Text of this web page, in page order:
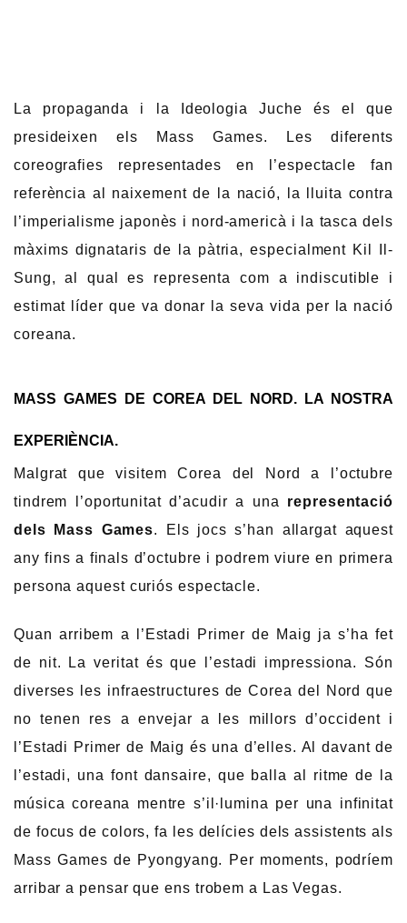
La propaganda i la Ideologia Juche és el que
presideixen els Mass Games. Les diferents
coreografies representades en l’espectacle fan
referència al naixement de la nació, la lluita contra
l’imperialisme japonès i nord-americà i la tasca dels
màxims dignataris de la pàtria, especialment Kil Il-
Sung, al qual es representa com a indiscutible i
estimat líder que va donar la seva vida per la nació
coreana.
MASS GAMES DE COREA DEL NORD. LA NOSTRA
EXPERIÈNCIA.
Malgrat que visitem Corea del Nord a l’octubre
tindrem l’oportunitat d’acudir a una representació
dels Mass Games. Els jocs s’han allargat aquest
any fins a finals d’octubre i podrem viure en primera
persona aquest curiós espectacle.
Quan arribem a l’Estadi Primer de Maig ja s’ha fet
de nit. La veritat és que l’estadi impressiona. Són
diverses les infraestructures de Corea del Nord que
no tenen res a envejar a les millors d’occident i
l’Estadi Primer de Maig és una d’elles. Al davant de
l’estadi, una font dansaire, que balla al ritme de la
música coreana mentre s’il·lumina per una infinitat
de focus de colors, fa les delícies dels assistents als
Mass Games de Pyongyang. Per moments, podríem
arribar a pensar que ens trobem a Las Vegas.